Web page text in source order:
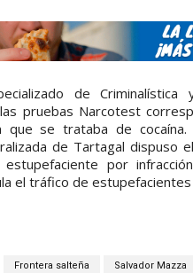
de Criminalística
pruebas Narcotest
que se trataba de cocaína.
de Tartagal dispuso
por
el tráfico de estupefacientes
Frontera salteña Salvador Mazza